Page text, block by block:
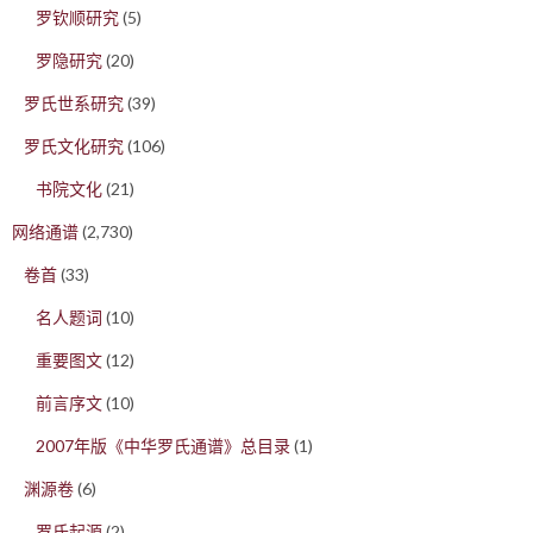
罗钦顺研究(5)
罗隐研究(20)
罗氏世系研究(39)
罗氏文化研究(106)
书院文化(21)
网络通谱(2,730)
卷首(33)
名人题词 (10)
重要图文(12)
前言序文(10)
2007年版《中华罗氏通谱》总目录(1)
渊源卷(6)